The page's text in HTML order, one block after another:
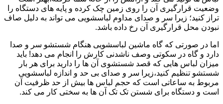
وضعیت قرارگیری آن را روی زمین چک کرده و پایه های دستگاه را
تراز کنید؛ زیرا سر و صدای مداوم لباسشویی می تواند به دلیل صاف
نبودن محل قرارگیری آن رخ داده باشد.
اما در صورتی که گاه ماشین لباسشویی هنگام شستشو سر و صدا
دارد و گاه در سکوتی وصف ناشدنی کارش را انجام می دهد! باید
میزان لباس هایی که قصد شستشوی آن ها را دارید برای هر بار
شستشو تنظیم کنید،زیرا سر و صدای بی حد و اندازه لباسشویی
مربوط به ساعاتی است که حجم لباس ها بیش از حد ظرفیت آن
است و دستگاه برای شستن تک تک آن ها به سختی کار می کند.